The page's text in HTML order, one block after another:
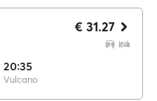
20:35
Vulcano
€ 31.27